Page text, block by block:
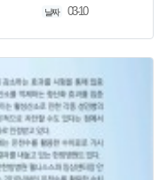
날짜 03-10